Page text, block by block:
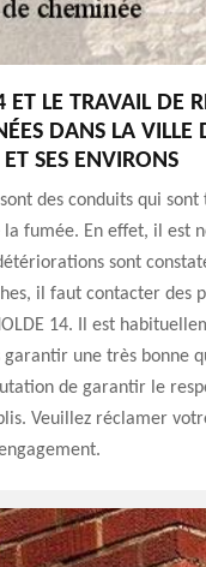
ET LE TRAVAIL DE
DANS LA VILLE
SES ENVIRONS
des conduits qui
la fumée. En effet, il est
sont
il faut contacter des
14. Il est
garantir une très bonne
de garantir le
Veuillez réclamer